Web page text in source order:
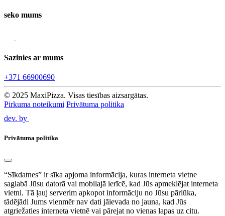
seko mums
Sazinies ar mums
+371 66900690
© 2025 MaxiPizza. Visas tiesības aizsargātas.
Pirkuma noteikumi Privātuma politika
dev. by
Privātuma politika
“Sīkdatnes” ir sīka apjoma informācija, kuras interneta vietne
saglabā Jūsu datorā vai mobilajā ierīcē, kad Jūs apmeklējat interneta
vietni. Tā ļauj serverim apkopot informāciju no Jūsu pārlūka,
tādējādi Jums vienmēr nav dati jāievada no jauna, kad Jūs
atgriežaties interneta vietnē vai pārejat no vienas lapas uz citu.